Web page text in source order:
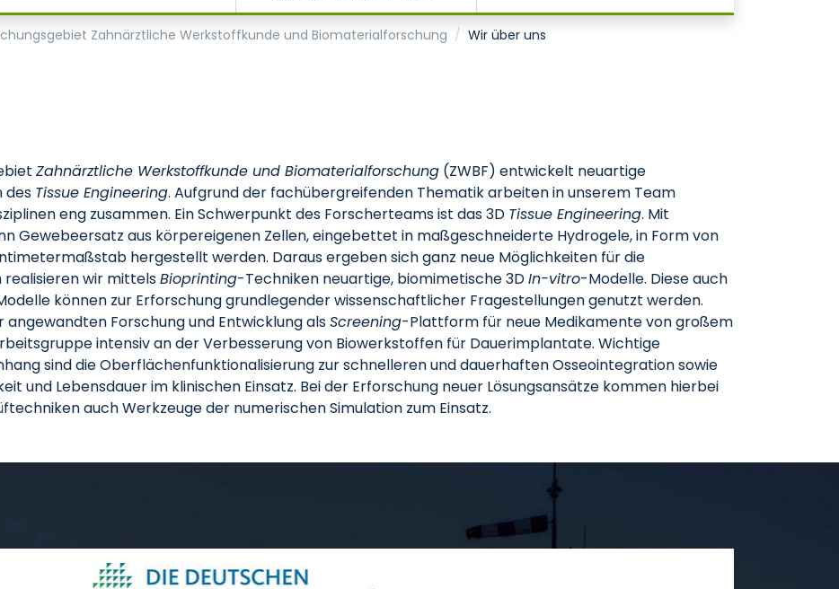
Zentrum für Implantologie
Zahnärztliche Werkstoffkunde und Biomaterialforschung Wir über uns
Zahnärztliche Werkstoffkunde und Biomaterialfor­schung (ZWBF) entwickelt neuartige
des Tissue En­gineering. Aufgrund der fachübergreifenden Thematik arbeiten in unserem Team
eng zusammen. Ein Schwerpunkt des Forscherteams ist das 3D Tissue Engineering. Mit
Gewebeersatz aus körpereigenen Zellen, eingebettet in maßgeschneiderte Hydrogele, in Form von
hergestellt werden. Daraus ergeben sich ganz neue Möglichkeiten für die
wir mittelsBioprinting-Techniken neuartige, biomimetische 3DIn-vitro-Modelle. Diese auch
können zur Erforschung grundlegender wissenschaftlicher Fragestellungen genutzt werden.
angewandten Forschung und Entwicklung alsScreening-Plattform für neue Medikamente von großem
intensiv an der Verbesserung von Biowerkstoffen für Dauerimplantate. Wichtige
sind die Oberflächenfunktionalisierung zur schnelleren und dauerhaften Osseointegration sowie
und Lebensdauer im klinischen Einsatz. Bei der Erforschung neuer Lösungsansätze kommen hierbei
auch Werkzeuge der numerischen Simulation zum Einsatz.